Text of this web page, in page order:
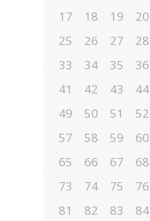
17
18 19 20
25
26 27 28
33
34 35 36
41
42 43 44
49
50 51 52
57
58 59 60
65
66 67 68
73
74 75 76
81
82 83 84